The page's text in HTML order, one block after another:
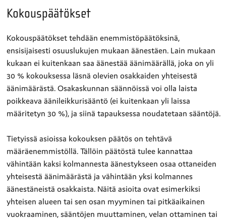
Kokouspäätökset
Kokouspäätökset tehdään enemmistöpäätöksinä,
ensisijaisesti osuuslukujen mukaan äänestäen. Lain mukaan
kukaan ei kuitenkaan saa äänestää äänimäärällä, joka on yli
30 % kokouksessa läsnä olevien osakkaiden yhteisestä
äänimäärästä. Osakaskunnan säännöissä voi olla laista
poikkeava äänileikkurisääntö (ei kuitenkaan yli laissa
määritetyn 30 %), ja siinä tapauksessa noudatetaan sääntöjä.
Tietyissä asioissa kokouksen päätös on tehtävä
määräenemmistöllä. Tällöin päätöstä tulee kannattaa
vähintään kaksi kolmannesta äänestykseen osaa ottaneiden
yhteisestä äänimäärästä ja vähintään yksi kolmannes
äänestäneistä osakkaista. Näitä asioita ovat esimerkiksi
yhteisen alueen tai sen osan myyminen tai pitkäaikainen
vuokraaminen, sääntöjen muuttaminen, velan ottaminen tai